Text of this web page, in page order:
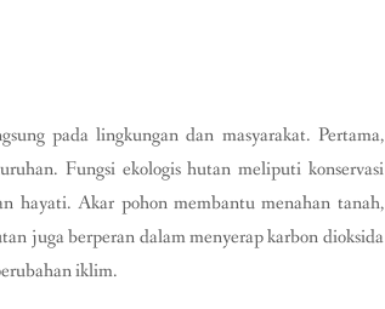
pada lingkungan dan masyarakat. Pertama,
Fungsi ekologis hutan meliputi konservasi
hayati. Akar pohon membantu menahan tanah,
juga berperan dalam menyerap karbon dioksida
iklim.